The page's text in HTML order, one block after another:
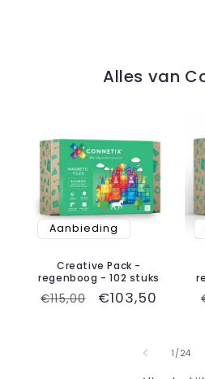
Alles van
Aanbieding
Creative Pack -
regenboog - 102 stuks
Normale
€115,00 €103,50
1 / van
24